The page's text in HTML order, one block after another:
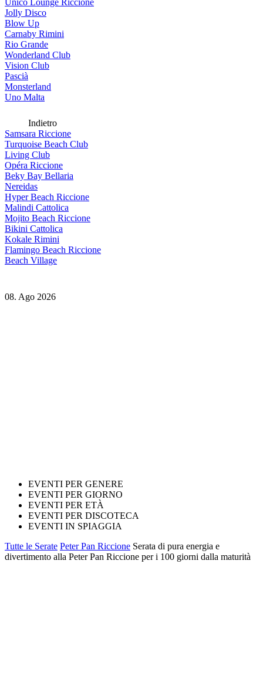
Unico Lounge Riccione
Jolly Disco
Blow Up
Carnaby Rimini
Rio Grande
Wonderland Club
Vision Club
Pascià
Monsterland
Uno Malta
Indietro
Samsara Riccione
Turquoise Beach Club
Living Club
Opéra Riccione
Beky Bay Bellaria
Nereidas
Hyper Beach Riccione
Malindi Cattolica
Mojito Beach Riccione
Bikini Cattolica
Kokale Rimini
Flamingo Beach Riccione
Beach Village
08. Ago 2026
EVENTI PER GENERE
EVENTI PER GIORNO
EVENTI PER ETÀ
EVENTI PER DISCOTECA
EVENTI IN SPIAGGIA
Tutte le Serate Peter Pan Riccione Serata di pura energia e
divertimento alla Peter Pan Riccione per i 100 giorni dalla maturità